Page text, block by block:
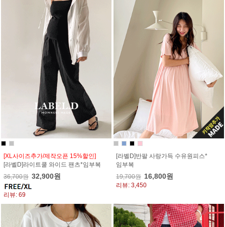
[XL사이즈추가/제작오픈 15%할인]
[라벨D]라이트쿨 와이드 팬츠*임부복
36,700원 32,900원
리뷰: 69
[라벨D]반팔 사랑가득 수유원피스*
임부복
19,700원 16,800원
리뷰: 3,450